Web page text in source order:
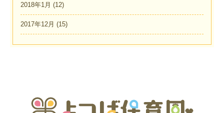
2018年1月 (12)
2017年12月 (15)